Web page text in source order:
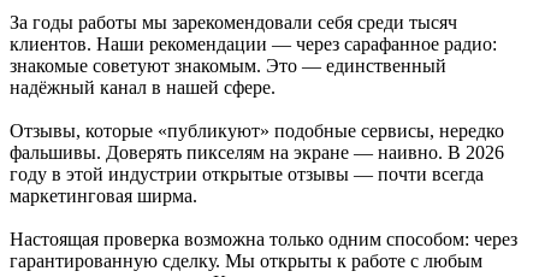
За годы работы мы зарекомендовали себя среди тысяч
клиентов. Наши рекомендации — через сарафанное радио:
знакомые советуют знакомым. Это — единственный
надёжный канал в нашей сфере.
Отзывы, которые «публикуют» подобные сервисы, нередко
фальшивы. Доверять пикселям на экране — наивно. В 2026
году в этой индустрии открытые отзывы — почти всегда
маркетинговая ширма.
Настоящая проверка возможна только одним способом: через
гарантированную сделку. Мы открыты к работе с любым